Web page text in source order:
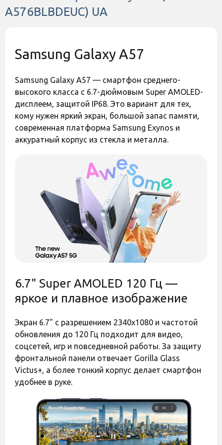
549 грн
Код: 45446
Чехол Armor Magnetic
для Samsung Galaxy A57
Есть в наличии
Чехол Armor Magnetic
для Samsung Galaxy A57
Blue
Есть в наличии
300 грн
Оставить отзыв
Чехол Armor Magnetic
Dark Green
Есть в наличии
300 грн
A576 Lavender Gray
Есть в наличии
250 грн
АККУМУЛЯТОР
Разрешение
3840x2160
Частота
обновления
экрана
120 Гц
Количество
объективов
камеры
3 объектива
Количество SIM-
2 SIM (SIM + SIM)
Nano-SIM, e-SIM
Android 16
Беспроводные
технологии
WI-FI, Bluetooth, 2G, 3G, 4G, 5G
Стандарт связи
Есть
(бесконтактная
защита
Сканер отпечатков пальцев
Навигация
GPS, GLONASS
процессора
Samsung Exynos
Разъем
зарядного
устройства
Type-C
Версия Bluetooth
Bluetooth 6.0
Быстрая зарядка
Возможность
беспроводной
зарядки
Нет
Мощность
зарядки (W)
45W
A576BLBDEUC) UA
Samsung Galaxy A57
Samsung Galaxy A57 — смартфон среднего-
высокого класса с 6.7-дюймовым Super AMOLED-
дисплеем, защитой IP68. Это вариант для тех,
кому нужен яркий экран, большой запас памяти,
современная платформа Samsung Exynos и
аккуратный корпус из стекла и металла.
6.7" Super AMOLED 120 Гц —
яркое и плавное изображение
Экран 6.7" с разрешением 2340x1080 и частотой
обновления до 120 Гц подходит для видео,
соцсетей, игр и повседневной работы. За защиту
фронтальной панели отвечает Gorilla Glass
Victus+, а более тонкий корпус делает смартфон
удобнее в руке.